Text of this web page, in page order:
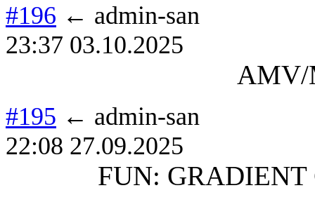
#196 ← admin-san
23:37 03.10.2025
AMV/
#195 ← admin-san
22:08 27.09.2025
FUN: GRADIENT